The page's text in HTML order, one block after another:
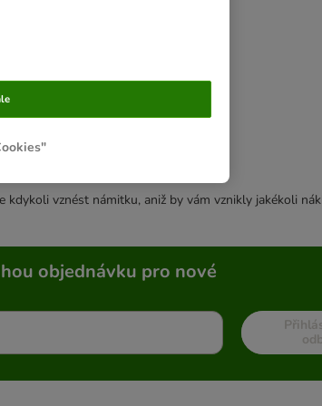
vznést námitku, aniž by vám vznikly jakékoli
objednávku pro nové